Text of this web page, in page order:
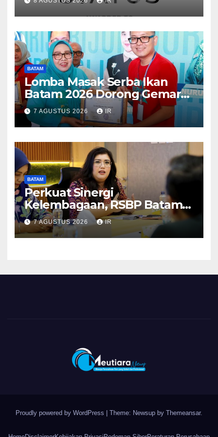
dari WSO
BATAM
Lomba Masak Serba Ikan
Batam 2026 Dorong Gemar
Makan Ikan
7 AGUSTUS 2026 IR
BATAM
Perkuat Sinergi
Kelembagaan, RSBP Batam
dan BPOM Pastikan
Pelayanan dan Ketersediaan
Obat Aman
7 AGUSTUS 2026 IR
Proudly powered by WordPress Theme: Newsup by Themeansar.